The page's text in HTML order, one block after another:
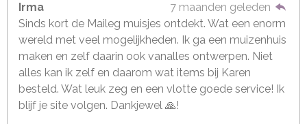
Irma
7 maanden geleden
Sinds kort de Maileg muisjes ontdekt. Wat een enorm
wereld met veel mogelijkheden. Ik ga een muizenhuis
maken en zelf daarin ook vanalles ontwerpen. Niet
alles kan ik zelf en daarom wat items bij Karen
besteld. Wat leuk zeg en een vlotte goede service! Ik
blijf je site volgen. Dankjewel 🙏!